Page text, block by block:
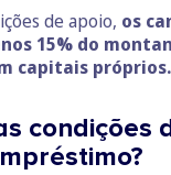
de apoio, os
15% do
capitais próprios.
condições